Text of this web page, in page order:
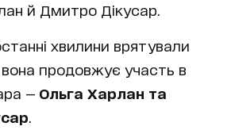
й Дмитро Дікусар.
хвилини врятували
вона продовжує участь в
— Ольга Харлан та